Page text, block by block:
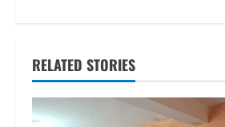
n
a
RELATED STORIES